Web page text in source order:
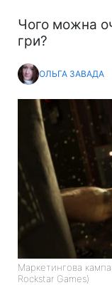
Чого можна
гри?
ОЛЬГА ЗАВАДА
Маркетингова
Rockstar Games)